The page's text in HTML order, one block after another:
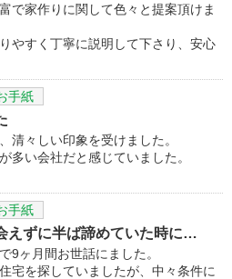
で家作りに関して色々と提案頂けま
やすく丁寧に説明して下さり、安心
手紙
清々しい印象を受けました。
多い会社だと感じていました。
手紙
えずに半ば諦めていた時に…
9ヶ月間お世話にました。
宅を探していましたが、中々条件に